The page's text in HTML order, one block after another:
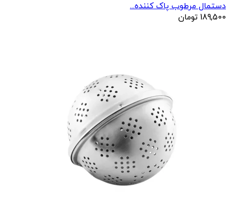
دستمال مرطوب پاک کننده...
189,500 تومان